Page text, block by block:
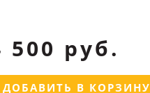
500 руб.
ДОБАВИТЬ В КОРЗИНУ